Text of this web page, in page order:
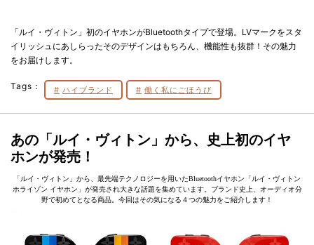
「ルイ・ヴィトン」初のイヤホンがBluetoothタイプで登場。LVマークをスタ
イリッシュにあしらったそのデザインはもちろん、機能性も抜群！その魅力
をお届けします。
Tags： ハイブランド 働く私にごほうび
あの「ルイ・ヴィトン」から、史上初のイヤ
ホンが発売！
「ルイ・ヴィトン」から、最先端テクノロジーを用いたBluetoothイヤホン「ルイ・ヴィトン
ホライゾン イヤホン」が発売され大きな話題を集めています。ブランド史上、オーディオ分
野で初めてとなる商品。今回はその気になる４つの魅力をご紹介します！